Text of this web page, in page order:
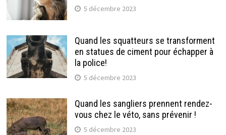
5 décembre 2023
Quand les squatteurs se transforment
en statues de ciment pour échapper à
la police!
5 décembre 2023
Quand les sangliers prennent rendez-
vous chez le véto, sans prévenir !
5 décembre 2023